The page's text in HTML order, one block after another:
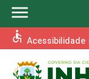
menu
accessible Acessibilidade